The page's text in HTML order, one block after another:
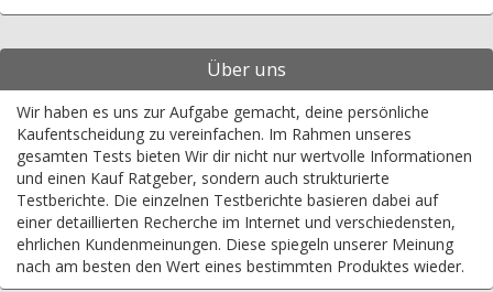
Über uns
Wir haben es uns zur Aufgabe gemacht, deine persönliche
Kaufentscheidung zu vereinfachen. Im Rahmen unseres
gesamten Tests bieten Wir dir nicht nur wertvolle Informationen
und einen Kauf Ratgeber, sondern auch strukturierte
Testberichte. Die einzelnen Testberichte basieren dabei auf
einer detaillierten Recherche im Internet und verschiedensten,
ehrlichen Kundenmeinungen. Diese spiegeln unserer Meinung
nach am besten den Wert eines bestimmten Produktes wieder.